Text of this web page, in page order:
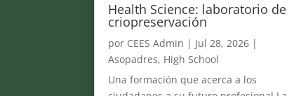
Health Science: laboratorio de
criopreservación
por CEES Admin | Jul 28, 2026 |
Asopadres, High School
Una formación que acerca a los